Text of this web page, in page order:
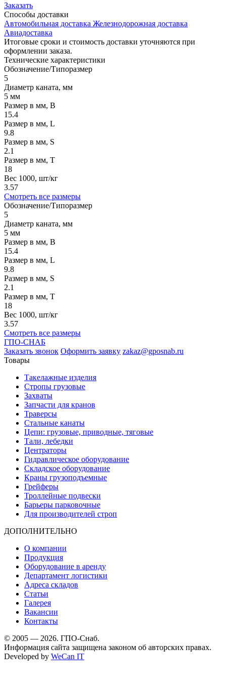
Заказать
Способы доставки
Автомобильная доставка Железнодорожная доставка
Авиадоставка
Итоговые сроки и стоимость доставки уточняются при
оформлении заказа.
Технические характеристики
Обозначение/Типоразмер
5
Диаметр каната, мм
5 мм
Размер в мм, B
15.4
Размер в мм, L
9.8
Размер в мм, S
2.1
Размер в мм, T
18
Вес 1000, шт/кг
3.57
Смотреть все размеры
Обозначение/Типоразмер
5
Диаметр каната, мм
5 мм
Размер в мм, B
15.4
Размер в мм, L
9.8
Размер в мм, S
2.1
Размер в мм, T
18
Вес 1000, шт/кг
3.57
Смотреть все размеры
ГПО-СНАБ
Заказать звонок Оформить заявку zakaz@gposnab.ru
Товары
Такелажные изделия
Стропы грузовые
Захваты
Запчасти для кранов
Траверсы
Стальные канаты
Цепи: грузовые, приводные, тяговые
Тали, лебедки
Центраторы
Гидравлическое оборудование
Складское оборудование
Краны грузоподъемные
Грейферы
Троллейные подвески
Барьеры парковочные
Для производителей строп
ДОПОЛНИТЕЛЬНО
О компании
Продукция
Оборудование в аренду
Департамент логистики
Адреса складов
Статьи
Галерея
Вакансии
Контакты
© 2005 — 2026. ГПО-Снаб.
Информация сайта защищена законом об авторских правах.
Developed by WeCan IT